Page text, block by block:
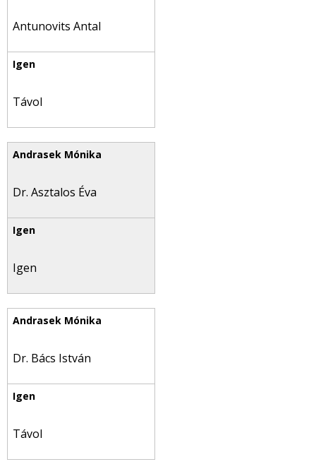
Antunovits Antal
Távol
Dr. Asztalos Éva
Igen
Dr. Bács István
Távol